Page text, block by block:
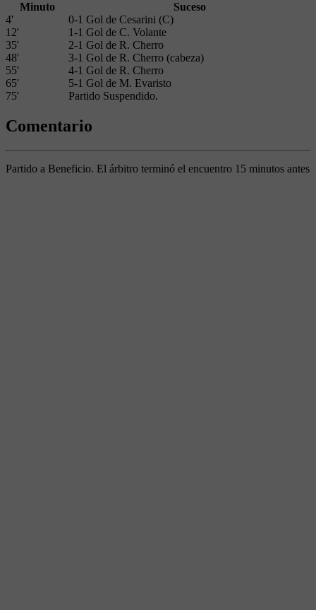
Minuto
Suceso
4'
0-1 Gol de Cesarini (C)
12'
1-1 Gol de C. Volante
35'
2-1 Gol de R. Cherro
48'
3-1 Gol de R. Cherro (cabeza)
55'
4-1 Gol de R. Cherro
65'
5-1 Gol de M. Evaristo
75'
Partido Suspendido.
Comentario
Partido a Beneficio. El árbitro terminó el encuentro 15 minutos antes